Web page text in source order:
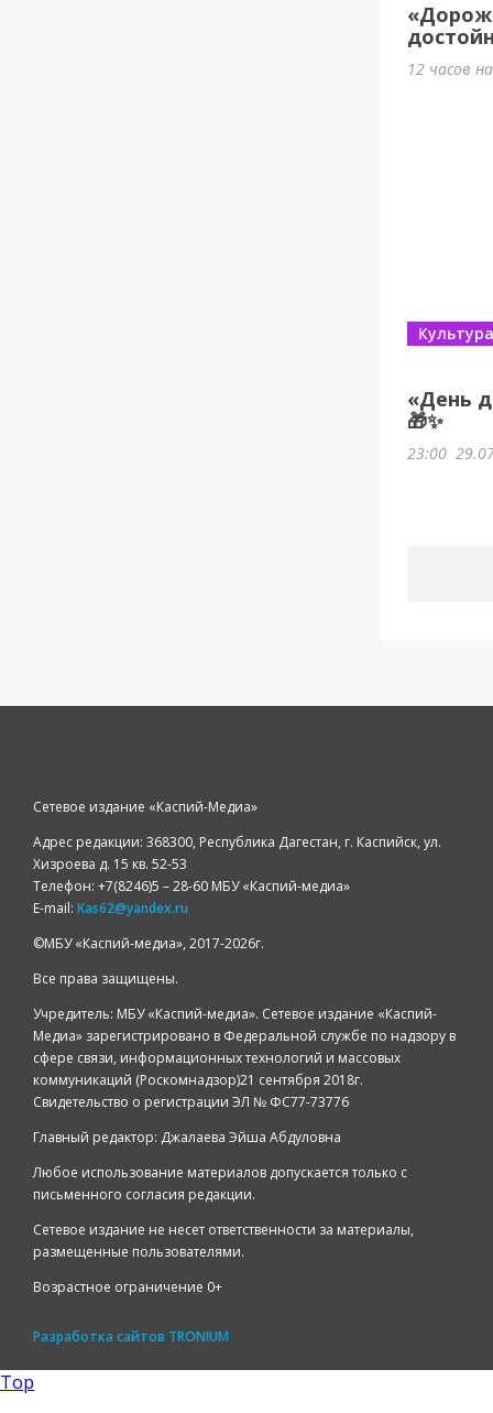
12 часов
«День
🎁✨
Культура
23:00
Сетевое издание «Каспий-Медиа»
Адрес редакции: 368300, Республика Дагестан, г. Каспийск, ул.
Хизроева д. 15 кв. 52-53
Телефон: +7(8246)5 – 28-60 МБУ «Каспий-медиа»
E-mail: Kas62@yandex.ru
©️МБУ «Каспий-медиа», 2017-2026г.
Все права защищены.
Учредитель: МБУ «Каспий-медиа». Сетевое издание «Каспий-
Медиа» зарегистрировано в Федеральной службе по надзору в
сфере связи, информационных технологий и массовых
коммуникаций (Роскомнадзор)21 сентября 2018г.
Свидетельство о регистрации ЭЛ № ФС77-73776
Главный редактор: Джалаева Эйша Абдуловна
Любое использование материалов допускается только с
письменного согласия редакции.
Сетевое издание не несет ответственности за материалы,
размещенные пользователями.
Возрастное ограничение 0+
Разработка сайтов TRONIUM
Top